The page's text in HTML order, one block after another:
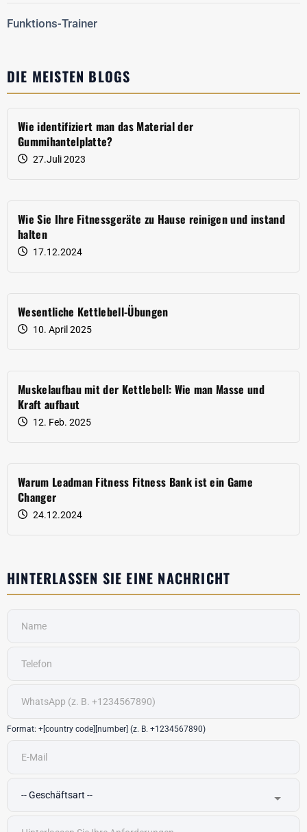
Funktions-Trainer
DIE MEISTEN BLOGS
Wie identifiziert man das Material der
Gummihantelplatte?
27.Juli 2023
Wie Sie Ihre Fitnessgeräte zu Hause reinigen und instand
halten
17.12.2024
Wesentliche Kettlebell-Übungen
10. April 2025
Muskelaufbau mit der Kettlebell: Wie man Masse und
Kraft aufbaut
12. Feb. 2025
Warum Leadman Fitness Fitness Bank ist ein Game
Changer
24.12.2024
HINTERLASSEN SIE EINE NACHRICHT
Format: +[country code][number] (z. B. +1234567890)